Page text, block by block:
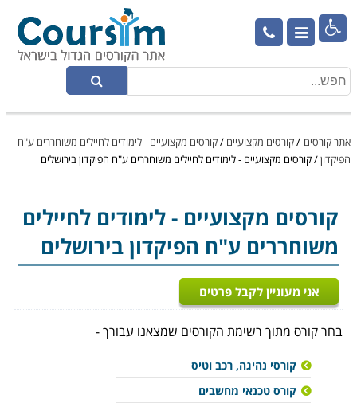

אתר קורסים /קורסים מקצועיים /קורסים מקצועיים - לימודים לחיילים משוחררים ע"ח
הפיקדון/קורסים מקצועיים - לימודים לחיילים משוחררים ע"ח הפיקדון בירושלים
קורסים מקצועיים - לימודים לחיילים
משוחררים ע"ח הפיקדון בירושלים
אני מעוניין לקבל פרטים
בחר קורס מתוך רשימת הקורסים שמצאנו עבורך -
קורסי נהיגה, רכב וטיס
קורס טכנאי מחשבים